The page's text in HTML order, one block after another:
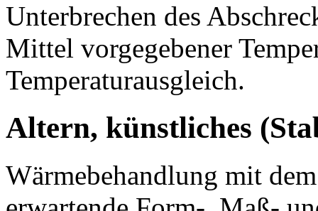
Unterbrechen des
Mittel vorgegebener
Temperaturausgleich.
Altern, künstliches
Wärmebehandlung mit